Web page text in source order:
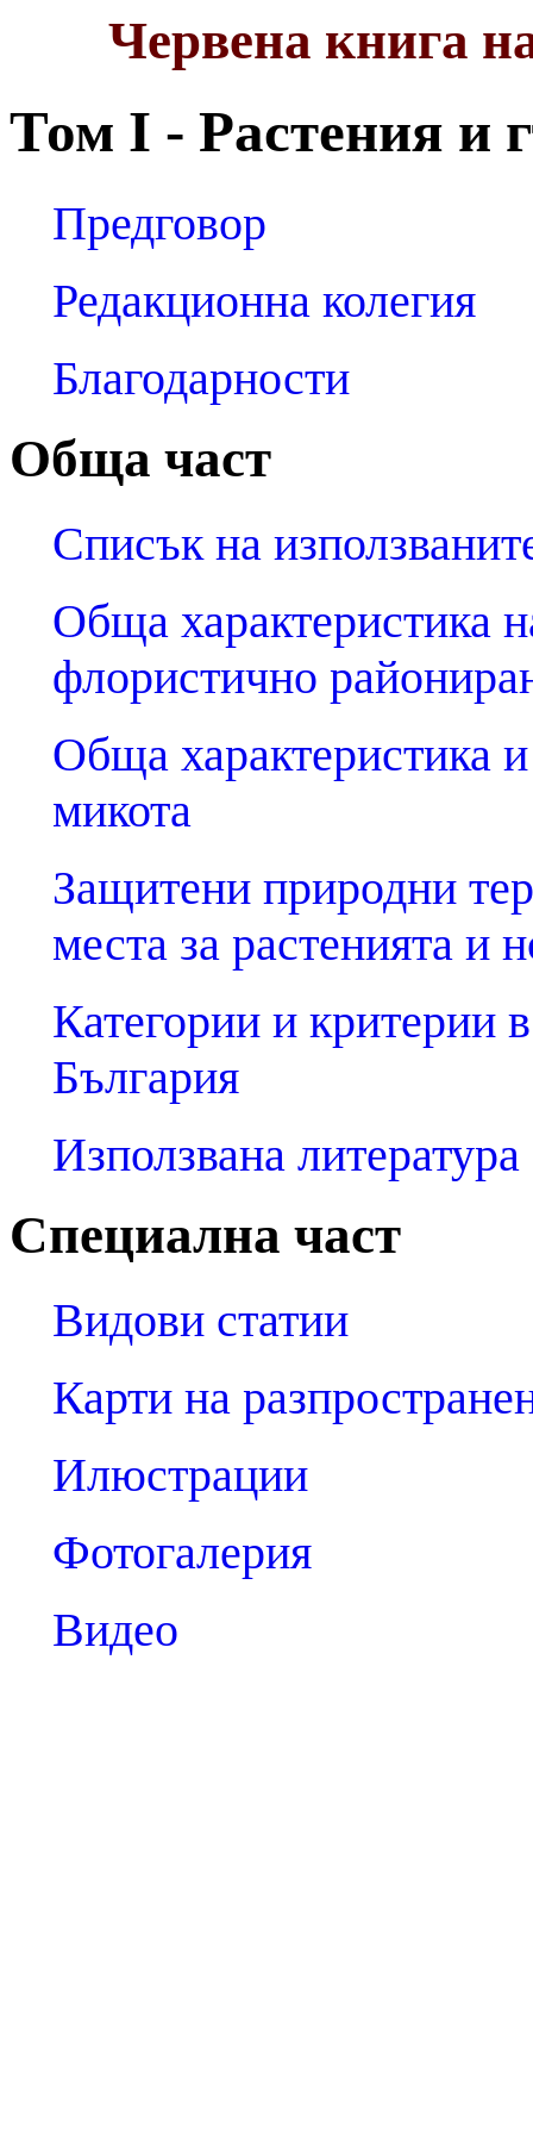
Червена книга
Том I - Растения и
Предговор
Редакционна колегия
Благодарности
Обща част
Списък на
Обща характеристика
флористично
Обща характеристика
микота
Защитени природни
места за растенията и
Категории и критерии
България
Използвана литература
Специална част
Видови статии
Карти на
Илюстрации
Фотогалерия
Видео